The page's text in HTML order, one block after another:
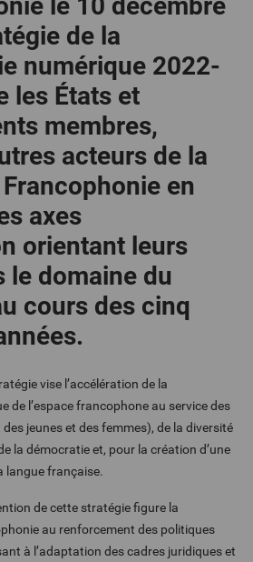
de la
numérique 2022-
les États et
membres,
acteurs de la
en
axes
orientant leurs
le domaine du
cours des cinq
vise l’accélération de la
de l’espace francophone au service des
jeunes et des femmes), de la diversité
la démocratie et, pour la création d’une
langue française.
de cette stratégie figure la
au renforcement des politiques
à l’adaptation des cadres juridiques et